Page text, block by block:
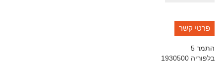
פרטי קשר
התמר 5
בלפוריה 1930500